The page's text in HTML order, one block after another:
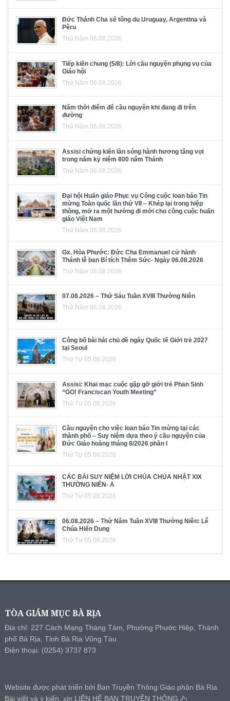
Đức Thánh Cha sẽ tông du Uruguay, Argentina và
Pêru
Thứ Năm 06.08.2026
Tiếp kiến chung (5/8): Lời cầu nguyện phụng vụ của
Giáo hội
Thứ Năm 06.08.2026
Năm thời điểm để cầu nguyện khi đang đi trên
đường
Thứ Năm 06.08.2026
Assisi chứng kiến làn sóng hành hương tăng vọt
trong năm kỷ niệm 800 năm Thánh
Thứ Năm 06.08.2026
Đại hội Huấn giáo Phục vụ Công cuộc loan báo Tin
mừng Toàn quốc lần thứ VII – Khép lại trong hiệp
thông, mở ra một hướng đi mới cho công cuộc huấn
giáo Việt Nam
Thứ Năm 06.08.2026
Gx. Hòa Phước: Đức Cha Emmanuel cử hành
Thánh lễ ban Bí tích Thêm Sức- Ngày 06.08.2026
Thứ Năm 06.08.2026
07.08.2026 – Thứ Sáu Tuần XVIII Thường Niên
Thứ Năm 06.08.2026
Công bố bài hát chủ đề ngày Quốc tế Giới trẻ 2027
tại Seoul
Thứ Tư 05.08.2026
Assisi: Khai mạc cuộc gặp gỡ giới trẻ Phan Sinh
“GO! Franciscan Youth Meeting”
Thứ Tư 05.08.2026
Cầu nguyện cho việc loan báo Tin mừng tại các
thành phố – Suy niệm dựa theo ý cầu nguyện của
Đức Giáo hoàng tháng 8/2026 phần I
Thứ Tư 05.08.2026
CÁC BÀI SUY NIỆM LỜI CHÚA CHÚA NHẬT XIX
THƯỜNG NIÊN- A
Thứ Tư 05.08.2026
06.08.2026 – Thứ Năm Tuần XVIII Thường Niên: Lễ
Chúa Hiển Dung
Thứ Tư 05.08.2026
TÒA GIÁM MỤC BÀ RỊA
Địa chỉ: 227 Cách Mạng Tháng Tám, Phường Phước Hiệp, Thành
phố Bà Rịa, Tỉnh Bà Rịa Vũng Tàu.
Điện thoại: (0254) 3737 873
Website được phát triển bởi Ban Truyền Thông Giáo phận Bà Rịa.
Bài viết và ý kiến, xin LIÊN HỆ BAN TRUYỀN THÔNG